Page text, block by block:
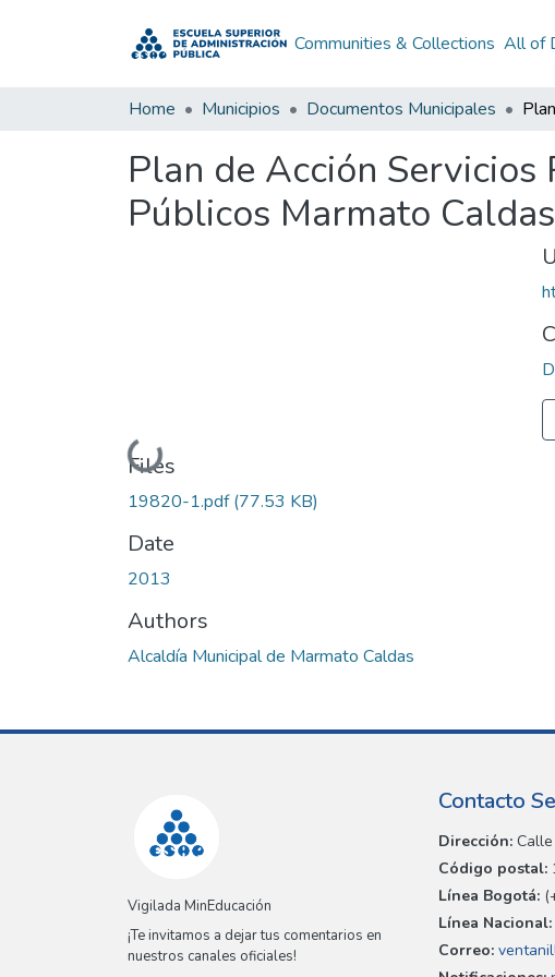
Communities & Collections All of
Home Municipios Documentos Municipales
Plan de Acción
Públicos Marmato
Loading...
Files
19820-1.pdf(77.53 KB)
Date
2013
Authors
Alcaldía Municipal de Marmato Caldas
Vigilada MinEducación
¡Te invitamos a dejar tus comentarios en
nuestros canales oficiales!
Contacto
Dirección:
Código postal:
Línea Bogotá:
Línea Nacional:
Correo: